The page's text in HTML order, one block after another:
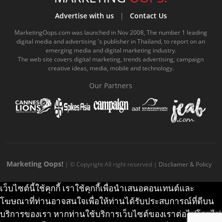
b
o
o
k
c
o
u
b
e
.
o
m
m
e
a
g
r
a
.
o
k
.
c
m
Advertise with us| Contact Us
MarketingOops.com was launched in Nov 2008, The number 1 leading
digital media and advertising 's publisher in Thailand, to report on an
emerging media and digital marketing industry.
The web site covers digital marketing, trends advertising, campaign
creative ideas, media, mobile and technology.
Our Partners
Marketing Oops! | © Copyright All right reserved | Discliamer & Policy
เว็บไซต์นี้ใช้คุกกี้ เราใช้คุกกี้เพื่อนำเสนอคอนเทนต์และ
โฆษณาที่ท่านอาจสนใจเพื่อให้ท่านได้รับประสบการณ์ที่ดีบน
บริการของเรา หากท่านใช้บริการเว็บไซต์ของเราต่อไปโดยไม่